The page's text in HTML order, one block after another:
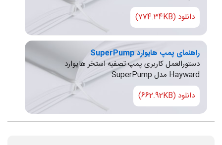
دانلود (774.34KB)
راهنمای پمپ هایوارد SuperPump
دستورالعمل کاربری پمپ تصفیه استخر هایوارد
Hayward مدل SuperPump
دانلود (662.92KB)